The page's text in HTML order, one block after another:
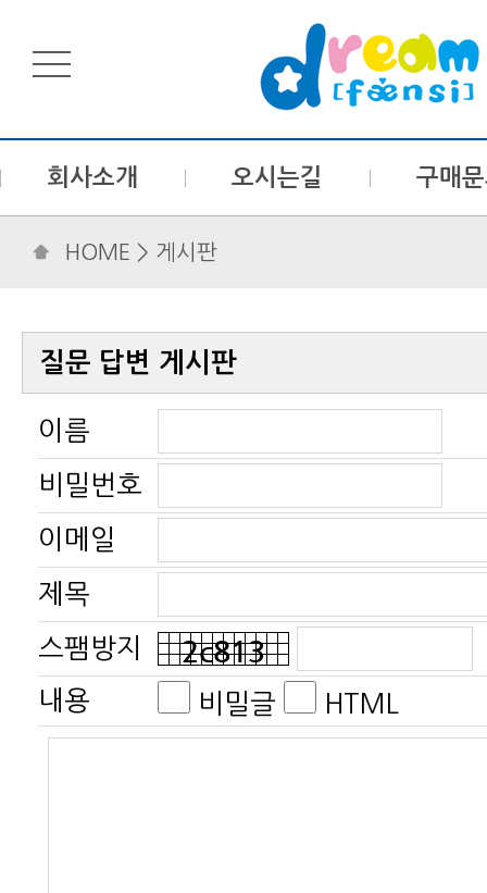
회사소개 오시는길 구매
HOME > 게시판
질문 답변 게시판
이름
비밀번호
이메일
제목
스팸방지
내용
비밀글 HTML